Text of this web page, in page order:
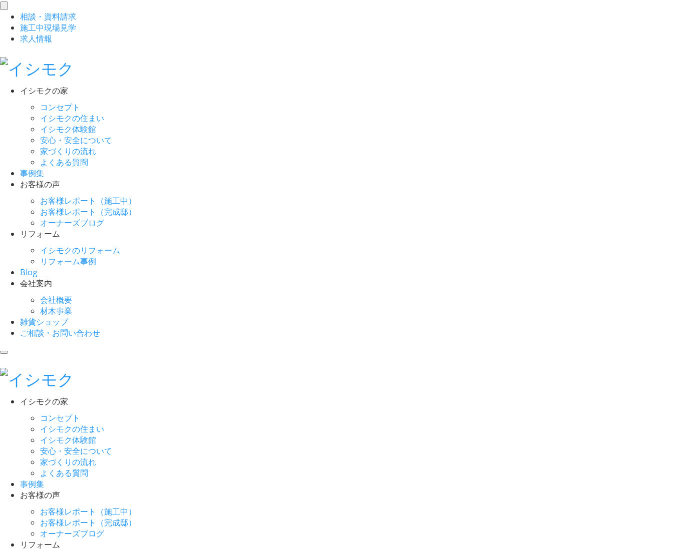
toggle
navigation
相談 ・ 資料請求
施工中現場見学
求人情報
イシモクの家
コンセプト
イシモクの住まい
イシモク体験館
安心・安全について
家づくりの流れ
よくある質問
事例集
お客様の声
お客様レポート（施工中）
お客様レポート（完成邸）
オーナーズブログ
リフォーム
イシモクのリフォーム
リフォーム事例
Blog
会社案内
会社概要
材木事業
雑貨ショップ
ご相談・お問い合わせ
イシモクの家
コンセプト
イシモクの住まい
イシモク体験館
安心・安全について
家づくりの流れ
よくある質問
事例集
お客様の声
お客様レポート（施工中）
お客様レポート（完成邸）
オーナーズブログ
リフォーム